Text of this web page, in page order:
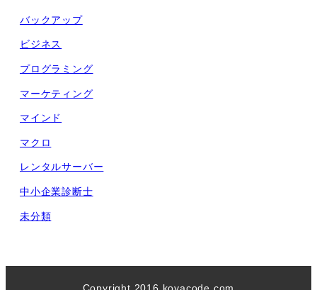
バックアップ
ビジネス
プログラミング
マーケティング
マインド
マクロ
レンタルサーバー
中小企業診断士
未分類